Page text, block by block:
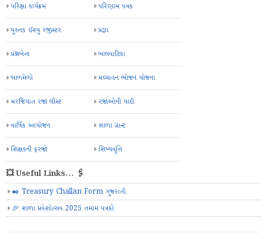
પરિક્ષા કાર્યક્રમ પરિણામ પત્રક
પુસ્તક ઈશ્યુ રજીસ્ટર પ્રજ્ઞા
પ્રશ્નબેન્ક બાલવાટિકા
બાળમેળો મઘ્યાહન ભોજન યોજના
મરજિયાત રજા લીસ્ટ રજાઓની યાદી
વાર્ષિક આયોજન શાળા ગ્રાન્ટ
શિક્ષકની ફરજો શિષ્યવૃત્તિ
💥 Useful Links... 🖇️
✒️ Treasury Challan Form ગુજરાતી
🎉 શાળા પ્રવેશોત્સવ 2025 તમામ પત્રકો